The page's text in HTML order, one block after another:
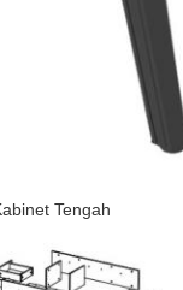
Tengah